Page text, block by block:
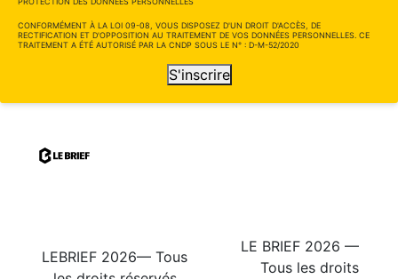
CONFORMÉMENT À LA LOI 09-08, VOUS DISPOSEZ D'UN DROIT D'ACCÈS, DE
RECTIFICATION ET D'OPPOSITION AU TRAITEMENT DE VOS DONNÉES PERSONNELLES. CE
TRAITEMENT A ÉTÉ AUTORISÉ PAR LA CNDP SOUS LE N° : D-M-52/2020
S'inscrire
LEBRIEF 2026— Tous
LE BRIEF 2026 —
Tous les droits